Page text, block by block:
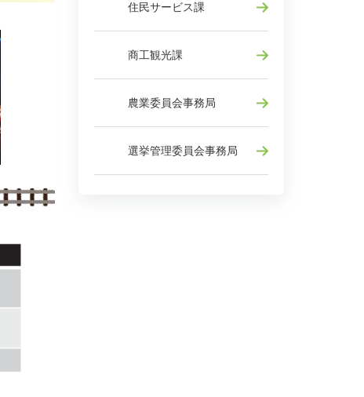
住民サービス課
商工観光課
農業委員会事務局
選挙管理委員会事務局